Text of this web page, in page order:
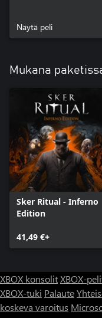
Näytä peli
Mukana
Sker Ritual - Inferno
Edition
41,49 €+
XBOX konsolitXBOX-
XBOX-tuki Palaute
koskeva varoitus